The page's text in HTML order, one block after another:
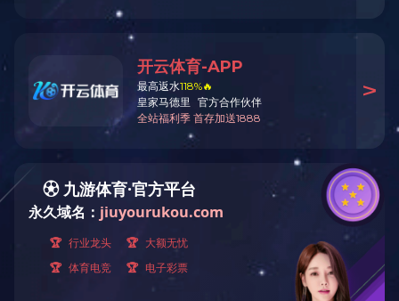
SD88069L-001
WPC地板 ·Wood Plastic Composite
产品规格: 984x1580×10mm
表面工艺: 羽感微光